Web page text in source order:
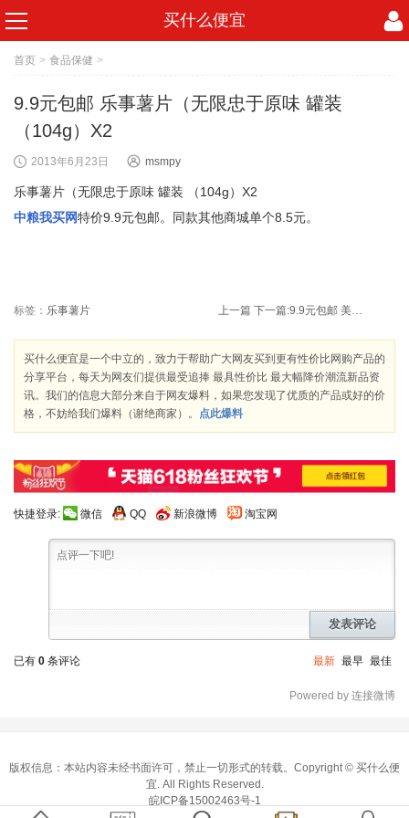
买什么便宜
首页 > 食品保健 >
9.9元包邮 乐事薯片（无限忠于原味 罐装
（104g）X2
2013年6月23日 msmpy
乐事薯片（无限忠于原味 罐装 （104g）X2
中粮我买网特价9.9元包邮。同款其他商城单个8.5元。
标签： 乐事薯片 上一篇 下一篇: 9.9元包邮 美肤宝 男士焕能醒肤水120ml
买什么便宜是一个中立的，致力于帮助广大网友买到更有性价比网购产品的
分享平台，每天为网友们提供最受追捧 最具性价比 最大幅降价潮流新品资
讯。我们的信息大部分来自于网友爆料，如果您发现了优质的产品或好的价
格，不妨给我们爆料（谢绝商家）。 点此爆料
快捷登录: 微信 QQ 新浪微博 淘宝网
发表评论
已有 0 条评论 最新 最早 最佳
Powered by 连接微博
版权信息：本站内容未经书面许可，禁止一切形式的转载。Copyright © 买什么便
宜 . All Rights Reserved.
皖ICP备15002463号-1